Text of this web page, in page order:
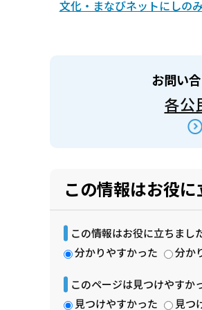
文化・まなびネットにしの
お問い
各公
この情報はお役
この情報はお役に立ちまし
分かりやすかった
分か
このページは見つけやすか
見つけやすかった
見つ